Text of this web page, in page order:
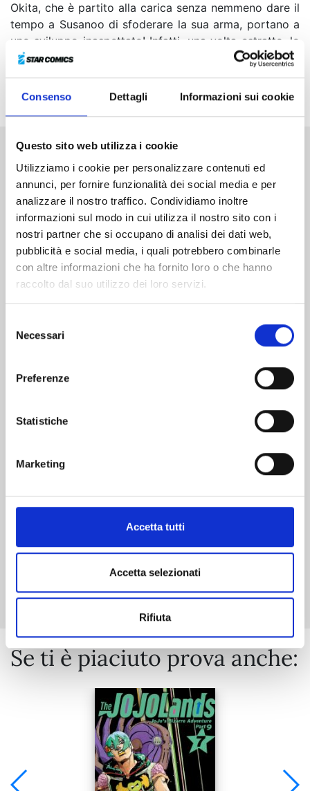
Consenso Dettagli Informazioni sui cookie
Questo sito web utilizza i cookie
Utilizziamo i cookie per personalizzare contenuti ed
annunci, per fornire funzionalità dei social media e per
analizzare il nostro traffico. Condividiamo inoltre
informazioni sul modo in cui utilizza il nostro sito con i
nostri partner che si occupano di analisi dei dati web,
pubblicità e social media, i quali potrebbero combinarle
con altre informazioni che ha fornito loro o che hanno
raccolto dal suo utilizzo dei loro servizi.
delNecessari
Preferenze
Statistiche
Marketing
Accetta tutti
Accetta selezionati
Rifiuta
Okita, che è partito alla carica senza nemmeno dare il
tempo a Susanoo di sfoderare la sua arma, portano a
uno sviluppo inaspettato! Infatti, una volta estratto, lo
strumento divino di Susanoo lascia tutti gli spettatori a
bocca aperta... Sarà senza dubbio l’incontro definitivo
tra due lame straordinarie!
Altri volumi della serie
Mostra tutto
Se ti è piaciuto prova anche: